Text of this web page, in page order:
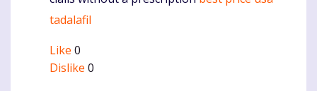
tadalafil
Like 0
Dislike 0